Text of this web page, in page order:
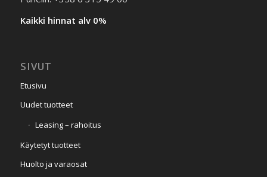
Kaikki hinnat alv 0%
SIVUT
Etusivu
Uudet tuotteet
Leasing – rahoitus
Käytetyt tuotteet
Huolto ja varaosat